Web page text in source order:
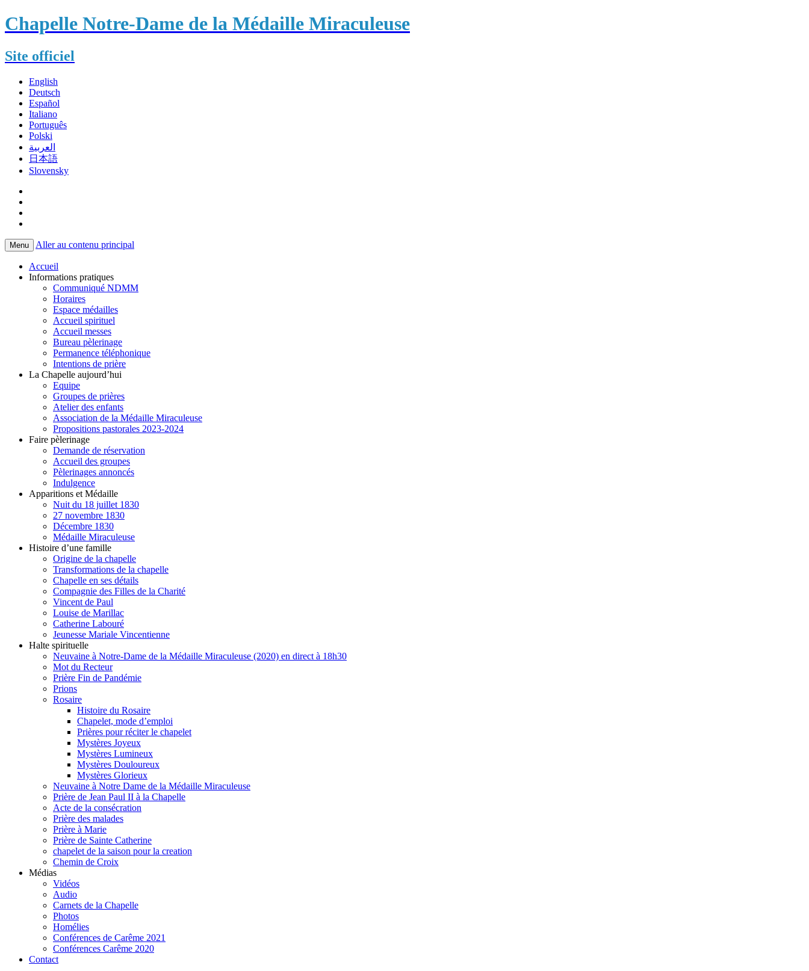
Chapelle Notre-Dame de la Médaille Miraculeuse
Site officiel
English
Deutsch
Español
Italiano
Português
Polski
العربية
日本語
Slovensky
Menu Aller au contenu principal
Accueil
Informations pratiques
Communiqué NDMM
Horaires
Espace médailles
Accueil spirituel
Accueil messes
Bureau pèlerinage
Permanence téléphonique
Intentions de prière
La Chapelle aujourd’hui
Equipe
Groupes de prières
Atelier des enfants
Association de la Médaille Miraculeuse
Propositions pastorales 2023-2024
Faire pèlerinage
Demande de réservation
Accueil des groupes
Pèlerinages annoncés
Indulgence
Apparitions et Médaille
Nuit du 18 juillet 1830
27 novembre 1830
Décembre 1830
Médaille Miraculeuse
Histoire d’une famille
Origine de la chapelle
Transformations de la chapelle
Chapelle en ses détails
Compagnie des Filles de la Charité
Vincent de Paul
Louise de Marillac
Catherine Labouré
Jeunesse Mariale Vincentienne
Halte spirituelle
Neuvaine à Notre-Dame de la Médaille Miraculeuse (2020) en direct à 18h30
Mot du Recteur
Prière Fin de Pandémie
Prions
Rosaire
Histoire du Rosaire
Chapelet, mode d’emploi
Prières pour réciter le chapelet
Mystères Joyeux
Mystères Lumineux
Mystères Douloureux
Mystères Glorieux
Neuvaine à Notre Dame de la Médaille Miraculeuse
Prière de Jean Paul II à la Chapelle
Acte de la consécration
Prière des malades
Prière à Marie
Prière de Sainte Catherine
chapelet de la saison pour la creation
Chemin de Croix
Médias
Vidéos
Audio
Carnets de la Chapelle
Photos
Homélies
Conférences de Carême 2021
Conférences Carême 2020
Contact